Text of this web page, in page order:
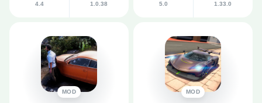
4.4 1.0.38 5.0 1.33.0
MOD MOD